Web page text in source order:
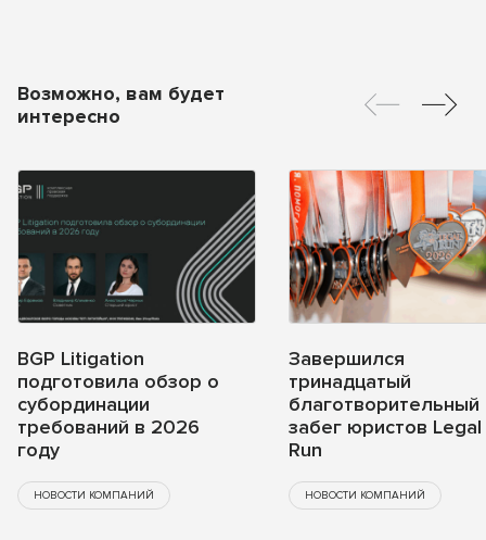
Возможно, вам будет
интересно
BGP Litigation
подготовила обзор о
субординации
требований в 2026
году
НОВОСТИ КОМПАНИЙ
Завершился
тринадцатый
благотворительный
забег юристов Legal
Run
НОВОСТИ КОМПАНИЙ